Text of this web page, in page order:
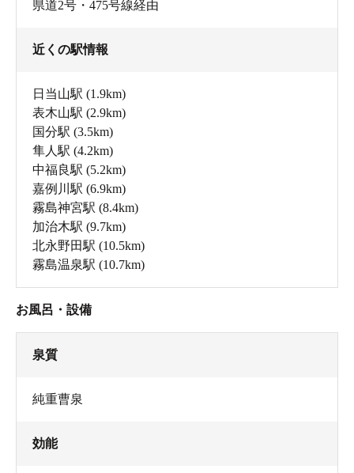
県道2号・475号線経由
近くの駅情報
日当山駅 (1.9km)
表木山駅 (2.9km)
国分駅 (3.5km)
隼人駅 (4.2km)
中福良駅 (5.2km)
嘉例川駅 (6.9km)
霧島神宮駅 (8.4km)
加治木駅 (9.7km)
北永野田駅 (10.5km)
霧島温泉駅 (10.7km)
お風呂・設備
泉質
純重曹泉
効能